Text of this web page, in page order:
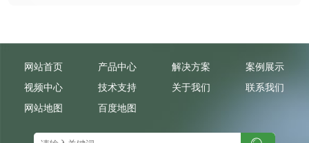
网站首页 产品中心 解决方案
案例展示
视频中心
技术支持 关于我们
联系我们
网站地图
百度地图